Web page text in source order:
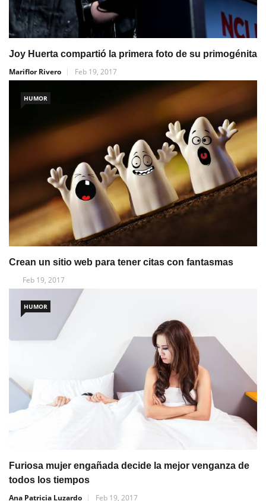
Joy Huerta compartió la primera foto de su primogénita
Mariflor Rivero
Feb 19, 2017
HUMOR
Crean un sitio web para tener citas con fantasmas
Feb 19, 2017
HUMOR
Furiosa mujer engañada decide la mejor venganza de
todos los tiempos
Ana Patricia Luzardo
Feb 19, 2017